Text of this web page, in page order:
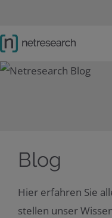
Blog
Hier erfahren Sie
stellen unser